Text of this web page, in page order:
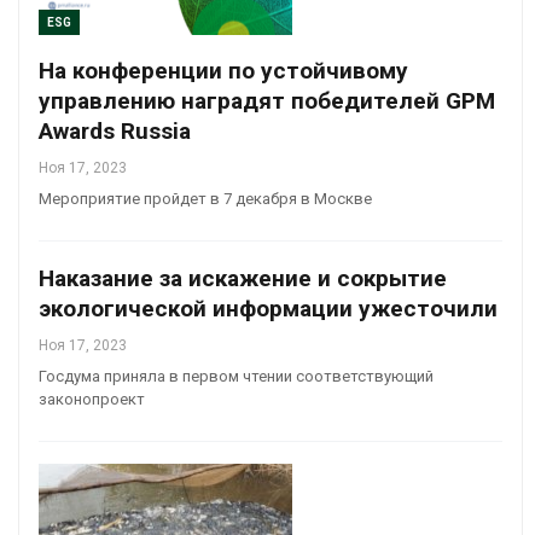
ESG
На конференции по устойчивому
управлению наградят победителей GPM
Awards Russia
Ноя 17, 2023
Мероприятие пройдет в 7 декабря в Москве
Наказание за искажение и сокрытие
экологической информации ужесточили
Ноя 17, 2023
Госдума приняла в первом чтении соответствующий
законопроект